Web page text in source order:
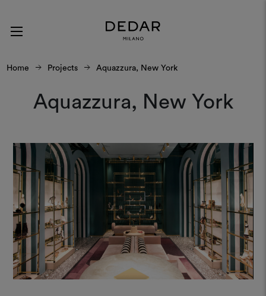
Home Projects Aquazzura, New York
Aquazzura, New York